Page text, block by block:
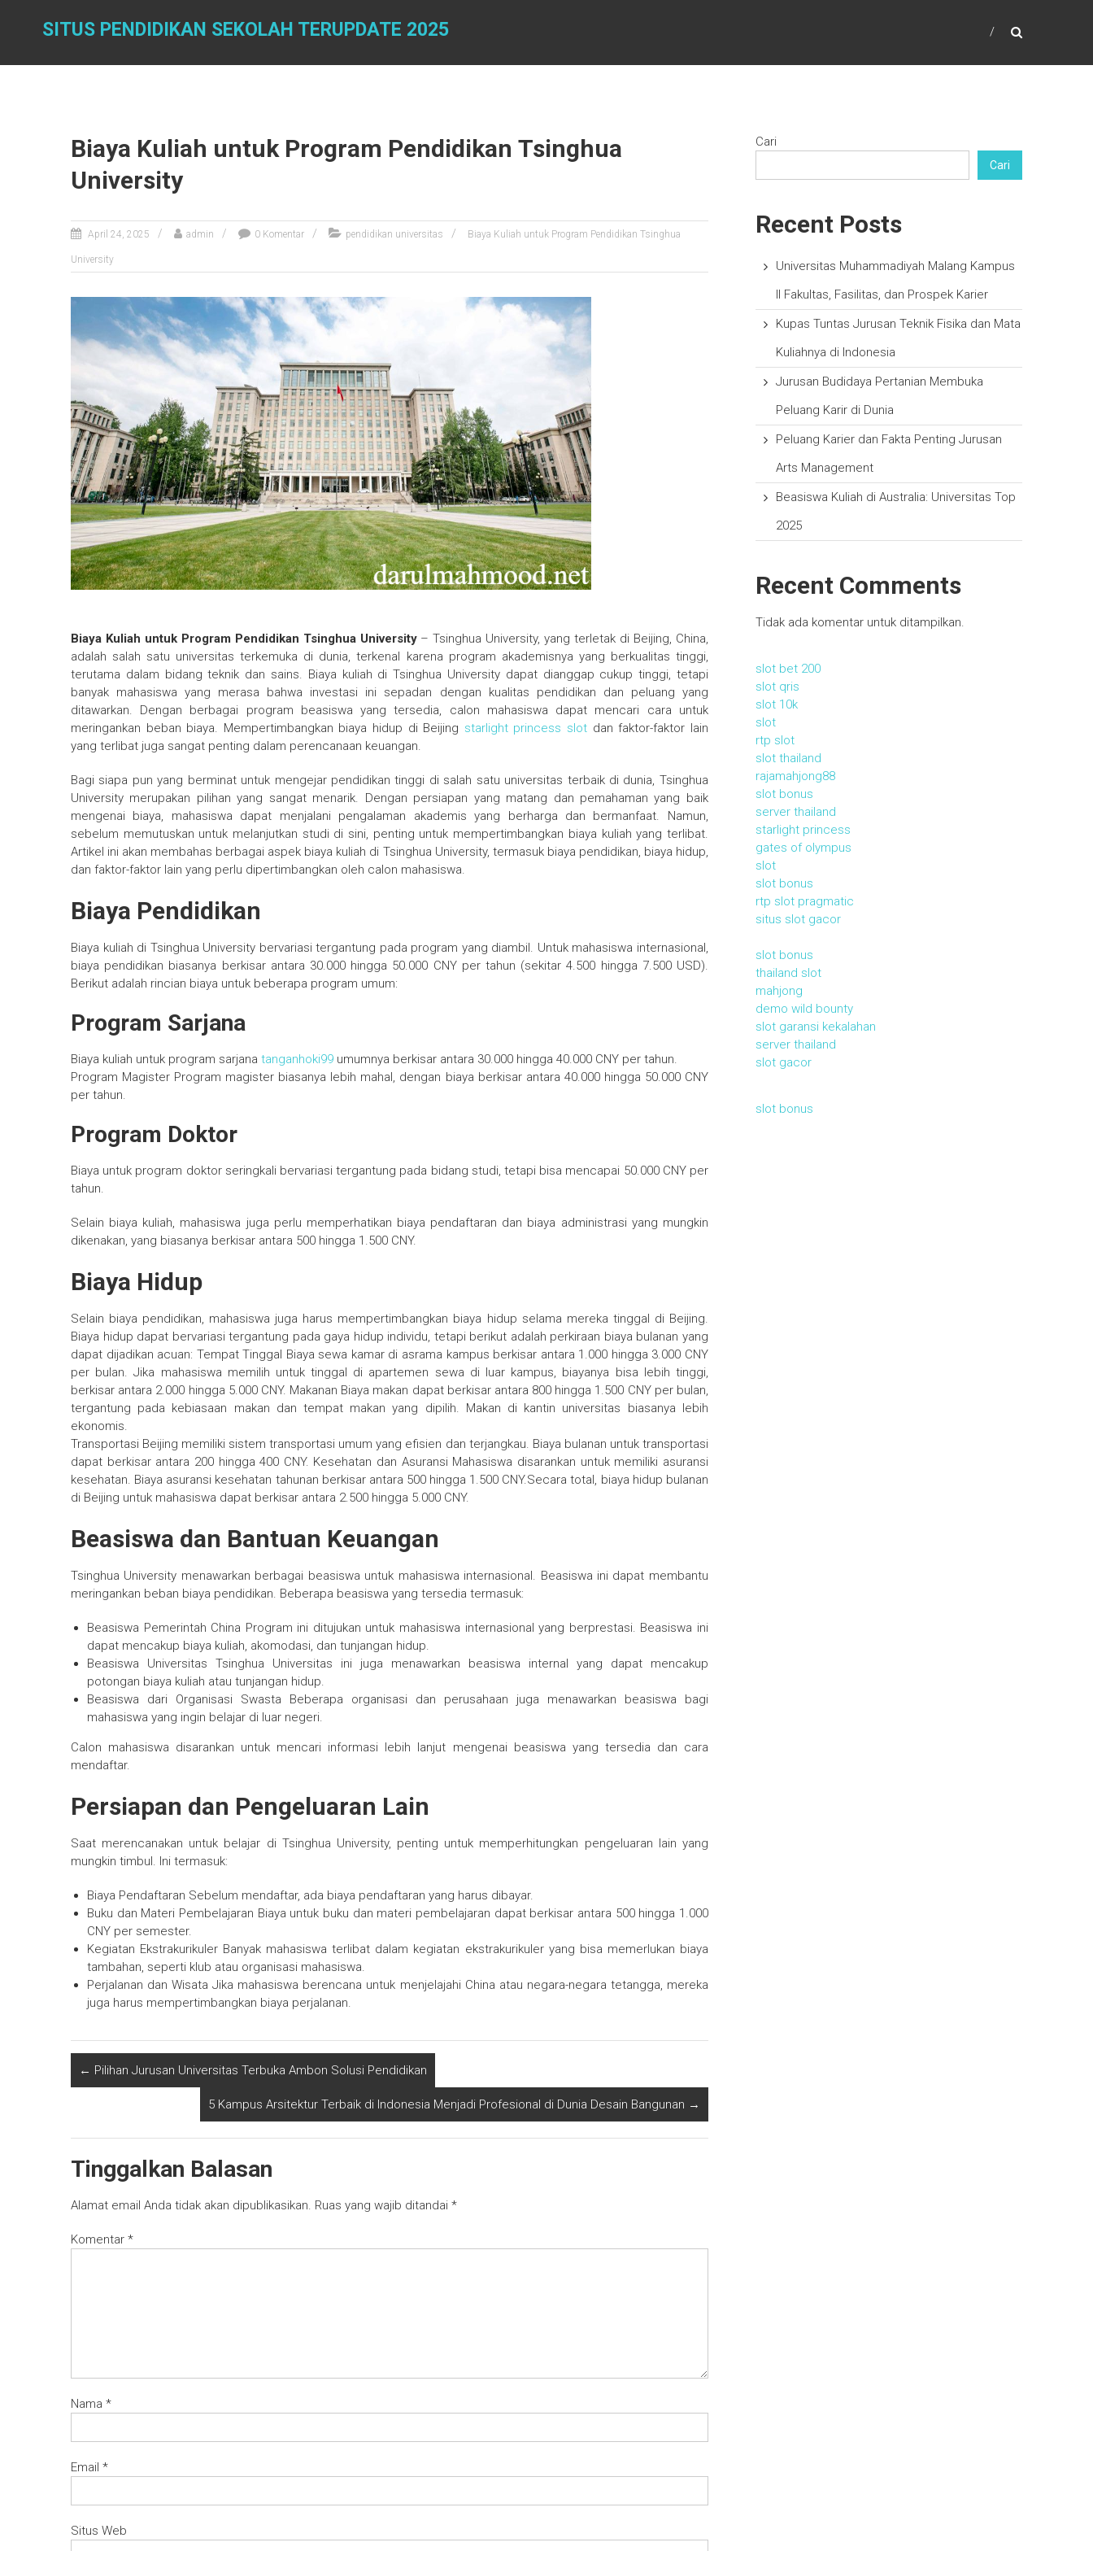
SITUS PENDIDIKAN SEKOLAH TERUPDATE 2025
Biaya Kuliah untuk Program Pendidikan Tsinghua
University
April 24, 2025 admin 0 Komentar pendidikan universitas Biaya Kuliah untuk Program Pendidikan Tsinghua
University
Biaya Kuliah untuk Program Pendidikan Tsinghua University– Tsinghua University, yang terletak di Beijing, China,
adalah salah satu universitas terkemuka di dunia, terkenal karena program akademisnya yang berkualitas tinggi,
terutama dalam bidang teknik dan sains. Biaya kuliah di Tsinghua University dapat dianggap cukup tinggi, tetapi
banyak mahasiswa yang merasa bahwa investasi ini sepadan dengan kualitas pendidikan dan peluang yang
ditawarkan. Dengan berbagai program beasiswa yang tersedia, calon mahasiswa dapat mencari cara untuk
meringankan beban biaya. Mempertimbangkan biaya hidup di Beijing starlight princess slot dan faktor-faktor lain
yang terlibat juga sangat penting dalam perencanaan keuangan.
Bagi siapa pun yang berminat untuk mengejar pendidikan tinggi di salah satu universitas terbaik di dunia, Tsinghua
University merupakan pilihan yang sangat menarik. Dengan persiapan yang matang dan pemahaman yang baik
mengenai biaya, mahasiswa dapat menjalani pengalaman akademis yang berharga dan bermanfaat. Namun,
sebelum memutuskan untuk melanjutkan studi di sini, penting untuk mempertimbangkan biaya kuliah yang terlibat.
Artikel ini akan membahas berbagai aspek biaya kuliah di Tsinghua University, termasuk biaya pendidikan, biaya hidup,
dan faktor-faktor lain yang perlu dipertimbangkan oleh calon mahasiswa.
Biaya Pendidikan
Biaya kuliah di Tsinghua University bervariasi tergantung pada program yang diambil. Untuk mahasiswa internasional,
biaya pendidikan biasanya berkisar antara 30.000 hingga 50.000 CNY per tahun (sekitar 4.500 hingga 7.500 USD).
Berikut adalah rincian biaya untuk beberapa program umum:
Program Sarjana
Biaya kuliah untuk program sarjana tanganhoki99 umumnya berkisar antara 30.000 hingga 40.000 CNY per tahun.
Program Magister Program magister biasanya lebih mahal, dengan biaya berkisar antara 40.000 hingga 50.000 CNY
per tahun.
Program Doktor
Biaya untuk program doktor seringkali bervariasi tergantung pada bidang studi, tetapi bisa mencapai 50.000 CNY per
tahun.
Selain biaya kuliah, mahasiswa juga perlu memperhatikan biaya pendaftaran dan biaya administrasi yang mungkin
dikenakan, yang biasanya berkisar antara 500 hingga 1.500 CNY.
Biaya Hidup
Selain biaya pendidikan, mahasiswa juga harus mempertimbangkan biaya hidup selama mereka tinggal di Beijing.
Biaya hidup dapat bervariasi tergantung pada gaya hidup individu, tetapi berikut adalah perkiraan biaya bulanan yang
dapat dijadikan acuan: Tempat Tinggal Biaya sewa kamar di asrama kampus berkisar antara 1.000 hingga 3.000 CNY
per bulan. Jika mahasiswa memilih untuk tinggal di apartemen sewa di luar kampus, biayanya bisa lebih tinggi,
berkisar antara 2.000 hingga 5.000 CNY. Makanan Biaya makan dapat berkisar antara 800 hingga 1.500 CNY per bulan,
tergantung pada kebiasaan makan dan tempat makan yang dipilih. Makan di kantin universitas biasanya lebih
ekonomis.
Transportasi Beijing memiliki sistem transportasi umum yang efisien dan terjangkau. Biaya bulanan untuk transportasi
dapat berkisar antara 200 hingga 400 CNY. Kesehatan dan Asuransi Mahasiswa disarankan untuk memiliki asuransi
kesehatan. Biaya asuransi kesehatan tahunan berkisar antara 500 hingga 1.500 CNY.Secara total, biaya hidup bulanan
di Beijing untuk mahasiswa dapat berkisar antara 2.500 hingga 5.000 CNY.
Beasiswa dan Bantuan Keuangan
Tsinghua University menawarkan berbagai beasiswa untuk mahasiswa internasional. Beasiswa ini dapat membantu
meringankan beban biaya pendidikan. Beberapa beasiswa yang tersedia termasuk:
Beasiswa Pemerintah China Program ini ditujukan untuk mahasiswa internasional yang berprestasi. Beasiswa ini
dapat mencakup biaya kuliah, akomodasi, dan tunjangan hidup.
Beasiswa Universitas Tsinghua Universitas ini juga menawarkan beasiswa internal yang dapat mencakup
potongan biaya kuliah atau tunjangan hidup.
Beasiswa dari Organisasi Swasta Beberapa organisasi dan perusahaan juga menawarkan beasiswa bagi
mahasiswa yang ingin belajar di luar negeri.
Calon mahasiswa disarankan untuk mencari informasi lebih lanjut mengenai beasiswa yang tersedia dan cara
mendaftar.
Persiapan dan Pengeluaran Lain
Saat merencanakan untuk belajar di Tsinghua University, penting untuk memperhitungkan pengeluaran lain yang
mungkin timbul. Ini termasuk:
Biaya Pendaftaran Sebelum mendaftar, ada biaya pendaftaran yang harus dibayar.
Buku dan Materi Pembelajaran Biaya untuk buku dan materi pembelajaran dapat berkisar antara 500 hingga 1.000
CNY per semester.
Kegiatan Ekstrakurikuler Banyak mahasiswa terlibat dalam kegiatan ekstrakurikuler yang bisa memerlukan biaya
tambahan, seperti klub atau organisasi mahasiswa.
Perjalanan dan Wisata Jika mahasiswa berencana untuk menjelajahi China atau negara-negara tetangga, mereka
juga harus mempertimbangkan biaya perjalanan.
← Pilihan Jurusan Universitas Terbuka Ambon Solusi Pendidikan
5 Kampus Arsitektur Terbaik di Indonesia Menjadi Profesional di Dunia Desain Bangunan →
Tinggalkan Balasan
Alamat email Anda tidak akan dipublikasikan. Ruas yang wajib ditandai *
Komentar *
Nama *
Email *
Situs Web
Cari
Cari
Recent Posts
Universitas Muhammadiyah Malang Kampus
II Fakultas, Fasilitas, dan Prospek Karier
Kupas Tuntas Jurusan Teknik Fisika dan Mata
Kuliahnya di Indonesia
Jurusan Budidaya Pertanian Membuka
Peluang Karir di Dunia
Peluang Karier dan Fakta Penting Jurusan
Arts Management
Beasiswa Kuliah di Australia: Universitas Top
2025
Recent Comments
Tidak ada komentar untuk ditampilkan.
slot bet 200
slot qris
slot 10k
slot
rtp slot
slot thailand
rajamahjong88
slot bonus
server thailand
starlight princess
gates of olympus
slot
slot bonus
rtp slot pragmatic
situs slot gacor
slot bonus
thailand slot
mahjong
demo wild bounty
slot garansi kekalahan
server thailand
slot gacor
slot bonus